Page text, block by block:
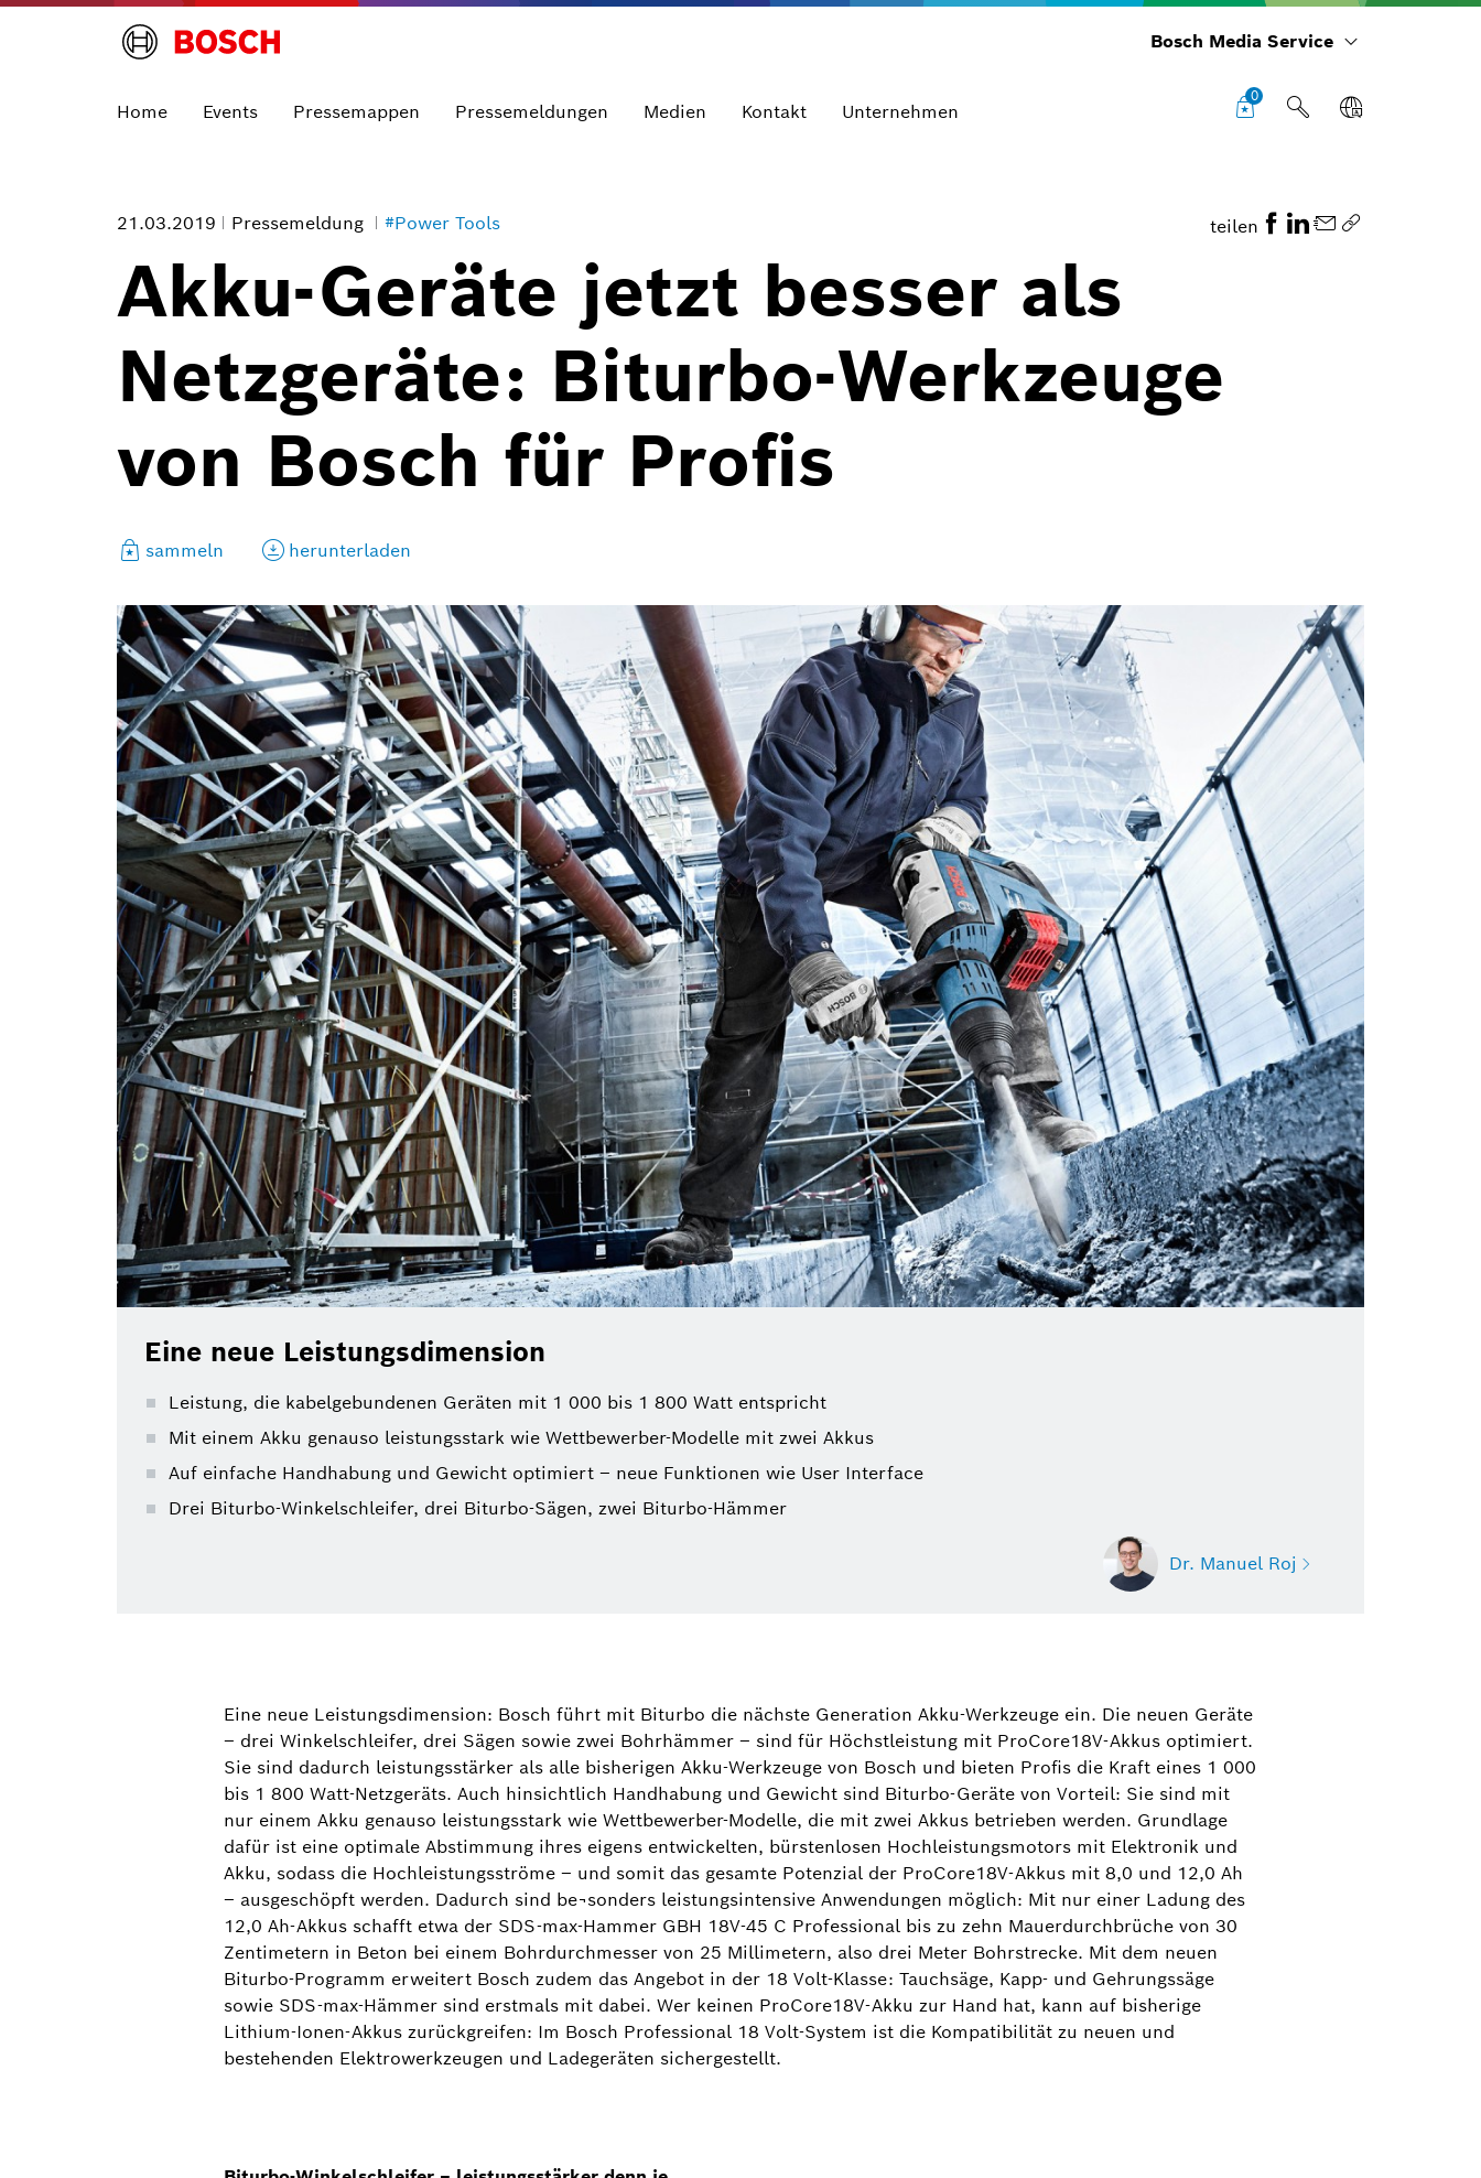
Bosch Media Service
Home Events Pressemappen Pressemeldungen Medien Kontakt Unternehmen
0
21.03.2019 Pressemeldung #Power Tools teilen
Akku-Geräte jetzt besser als
Netzgeräte: Biturbo-Werkzeuge
von Bosch für Profis
sammeln herunterladen
Eine neue Leistungsdimension
Leistung, die kabelgebundenen Geräten mit 1 000 bis 1 800 Watt entspricht
Mit einem Akku genauso leistungsstark wie Wettbewerber-Modelle mit zwei Akkus
Auf einfache Handhabung und Gewicht optimiert ‒ neue Funktionen wie User Interface
Drei Biturbo-Winkelschleifer, drei Biturbo-Sägen, zwei Biturbo-Hämmer
Dr. Manuel Roj
Elektrowerkzeug-Zubehör und Messtechnik
(Bosch Power Tools)
+49 711 758-3396
Manuel.Roj@de.bosch.com
Eine neue Leistungsdimension: Bosch führt mit Biturbo die nächste Generation Akku-Werkzeuge ein. Die neuen Geräte
‒ drei Winkelschleifer, drei Sägen sowie zwei Bohrhämmer ‒ sind für Höchstleistung mit ProCore18V-Akkus optimiert.
Sie sind dadurch leistungsstärker als alle bisherigen Akku-Werkzeuge von Bosch und bieten Profis die Kraft eines 1 000
bis 1 800 Watt-Netzgeräts. Auch hinsichtlich Handhabung und Gewicht sind Biturbo-Geräte von Vorteil: Sie sind mit
nur einem Akku genauso leistungsstark wie Wettbewerber-Modelle, die mit zwei Akkus betrieben werden. Grundlage
dafür ist eine optimale Abstimmung ihres eigens entwickelten, bürstenlosen Hochleistungsmotors mit Elektronik und
Akku, sodass die Hochleistungsströme ‒ und somit das gesamte Potenzial der ProCore18V-Akkus mit 8,0 und 12,0 Ah
‒ ausgeschöpft werden. Dadurch sind be¬sonders leistungsintensive Anwendungen möglich: Mit nur einer Ladung des
12,0 Ah-Akkus schafft etwa der SDS-max-Hammer GBH 18V-45 C Professional bis zu zehn Mauerdurchbrüche von 30
Zentimetern in Beton bei einem Bohrdurchmesser von 25 Millimetern, also drei Meter Bohrstrecke. Mit dem neuen
Biturbo-Programm erweitert Bosch zudem das Angebot in der 18 Volt-Klasse: Tauchsäge, Kapp- und Gehrungssäge
sowie SDS-max-Hämmer sind erstmals mit dabei. Wer keinen ProCore18V-Akku zur Hand hat, kann auf bisherige
Lithium-Ionen-Akkus zurückgreifen: Im Bosch Professional 18 Volt-System ist die Kompatibilität zu neuen und
bestehenden Elektrowerkzeugen und Ladegeräten sichergestellt.